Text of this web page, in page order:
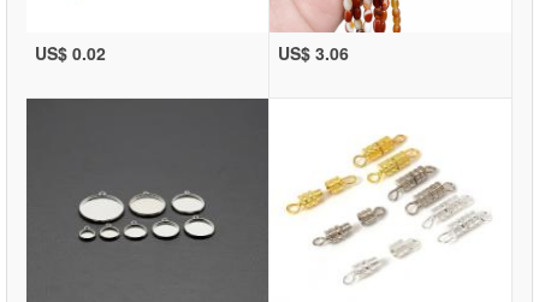
US$ 0.02 US$ 3.06